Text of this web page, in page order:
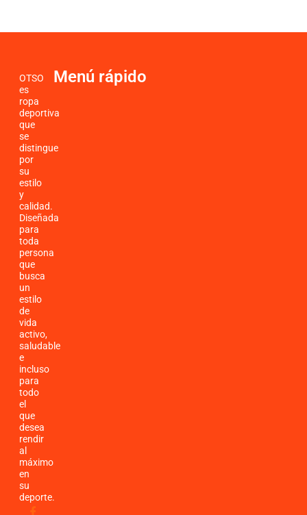
OTSO
es
ropa
deportiva
que
se
distingue
por
su
estilo
y
calidad.
Diseñada
para
toda
persona
que
busca
un
estilo
de
vida
activo,
saludable
e
incluso
para
todo
el
que
desea
rendir
al
máximo
en
su
deporte.
Menú rápido